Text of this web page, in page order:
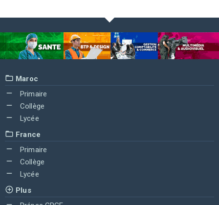
Maroc
Primaire
Collège
Lycée
France
Primaire
Collège
Lycée
Plus